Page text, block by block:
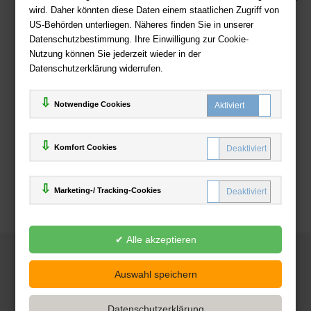
wird. Daher könnten diese Daten einem staatlichen Zugriff von
US-Behörden unterliegen. Näheres finden Sie in unserer
Datenschutzbestimmung. Ihre Einwilligung zur Cookie-
Nutzung können Sie jederzeit wieder in der
Datenschutzerklärung widerrufen.
Notwendige Cookies
Komfort Cookies
Marketing-/ Tracking-Cookies
Zahlweisen
Deutsche-Buchhandlung.de
www.deutsche-buchhandlung.de ist ein Angebot der
Handelsgesellschaft mbH
Powered by Inooga